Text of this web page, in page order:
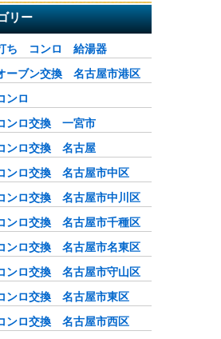
リー
ち コンロ 給湯器
ーブン交換 名古屋市港区
ンロ
ンロ交換 一宮市
ンロ交換 名古屋
ンロ交換 名古屋市中区
ンロ交換 名古屋市中川区
ンロ交換 名古屋市千種区
ンロ交換 名古屋市名東区
ンロ交換 名古屋市守山区
ンロ交換 名古屋市東区
ンロ交換 名古屋市西区